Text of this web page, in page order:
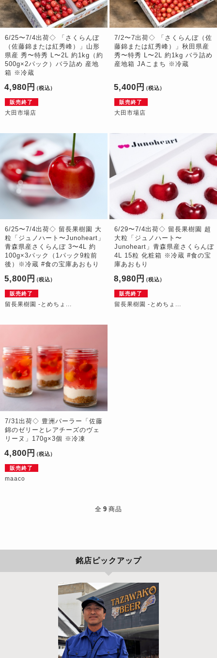
6/25〜7/4出荷◇ 「さくらんぼ
（佐藤錦または紅秀峰）」山形
県産 秀〜特秀 L〜2L 約1kg（約
500g×2パック）バラ詰め 産地
箱 ※冷蔵
4,980円 （税込）
販売終了
大田市場店
7/2〜7出荷◇ 「さくらんぼ（佐
藤錦または紅秀峰）」秋田県産
秀〜特秀 L〜2L 約1kg バラ詰め
産地箱 JAこまち ※冷蔵
5,400円 （税込）
販売終了
大田市場店
6/25〜7/4出荷◇ 留長果樹園 大
粒「ジュノハート〜Junoheart」
青森県産さくらんぼ 3〜4L 約
100g×3パック（1パック9粒前
後）※冷蔵 #食の宝庫あおもり
5,800円 （税込）
販売終了
留長果樹園 -とめちょ...
6/29〜7/4出荷◇ 留長果樹園 超
大粒「ジュノハート〜
Junoheart」青森県産さくらんぼ
4L 15粒 化粧箱 ※冷蔵 #食の宝
庫あおもり
8,980円 （税込）
販売終了
留長果樹園 -とめちょ...
7/31出荷◇ 豊洲パーラー「佐藤
錦のゼリーとレアチーズのヴェ
リーヌ」170g×3個 ※冷凍
4,800円 （税込）
販売終了
maaco
全 9 商品
銘店ピックアップ